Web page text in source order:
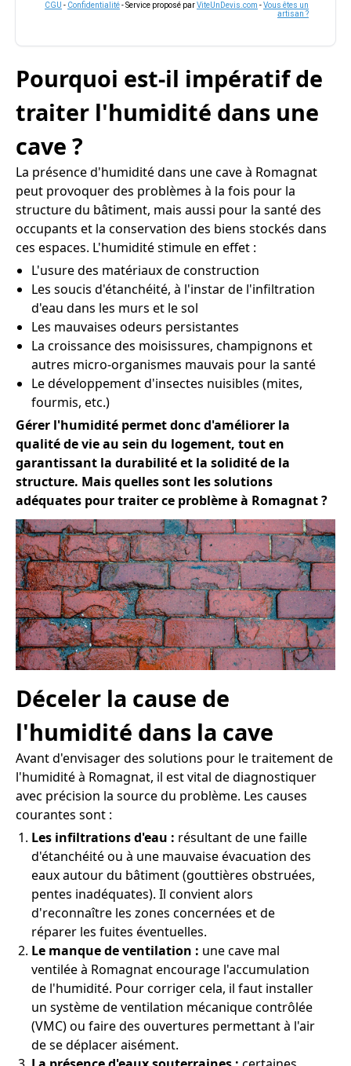
CGU - Confidentialité- Service proposé parViteUnDevis.com -Vous êtes un
artisan ?
Pourquoi est-il impératif de
traiter l'humidité dans une
cave ?
La présence d'humidité dans une cave à Romagnat
peut provoquer des problèmes à la fois pour la
structure du bâtiment, mais aussi pour la santé des
occupants et la conservation des biens stockés dans
ces espaces. L'humidité stimule en effet :
L'usure des matériaux de construction
Les soucis d'étanchéité, à l'instar de l'infiltration
d'eau dans les murs et le sol
Les mauvaises odeurs persistantes
La croissance des moisissures, champignons et
autres micro-organismes mauvais pour la santé
Le développement d'insectes nuisibles (mites,
fourmis, etc.)
Gérer l'humidité permet donc d'améliorer la
qualité de vie au sein du logement, tout en
garantissant la durabilité et la solidité de la
structure. Mais quelles sont les solutions
adéquates pour traiter ce problème à Romagnat ?
Déceler la cause de
l'humidité dans la cave
Avant d'envisager des solutions pour le traitement de
l'humidité à Romagnat, il est vital de diagnostiquer
avec précision la source du problème. Les causes
courantes sont :
Les infiltrations d'eau : résultant de une faille
d'étanchéité ou à une mauvaise évacuation des
eaux autour du bâtiment (gouttières obstruées,
pentes inadéquates). Il convient alors
d'reconnaître les zones concernées et de
réparer les fuites éventuelles.
Le manque de ventilation : une cave mal
ventilée à Romagnat encourage l'accumulation
de l'humidité. Pour corriger cela, il faut installer
un système de ventilation mécanique contrôlée
(VMC) ou faire des ouvertures permettant à l'air
de se déplacer aisément.